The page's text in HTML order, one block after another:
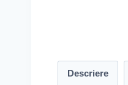
Descriere